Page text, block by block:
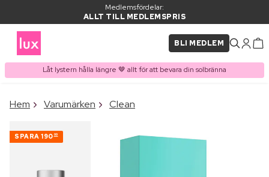
Medlemsfördelar:
ALLT TILL MEDLEMSPRIS
BLI MEDLEM
Låt lystern hålla längre 🤎 allt för att bevara din solbränna
PRODUKT I VARUKORGEN
Hem Varumärken Clean
SPARA 190 00